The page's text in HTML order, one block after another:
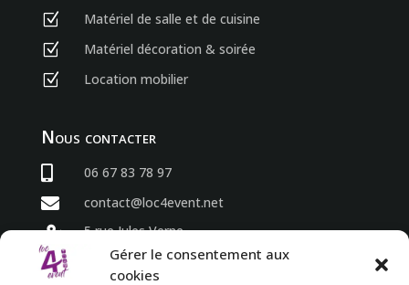
Gérer le consentement aux
cookies
Z Matériel de salle et de cuisine
Z Matériel décoration & soirée
Z Location mobilier
Nous contacter
 06 67 83 78 97
 contact@loc4event.net

5 rue Jules Verne
86800 Sèvres Anxaumont